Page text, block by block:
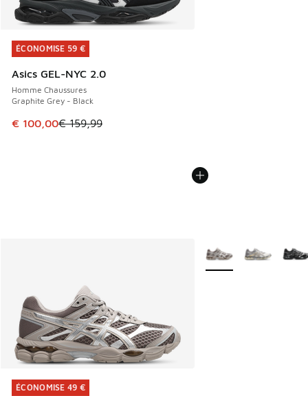
ÉCONOMISE 59 €
Asics GEL-NYC 2.0
Homme Chaussures
Graphite Grey - Black
Cet article est en promotion. Prix en baisse de € 159,99 à
€ 100,00€ 159,99
ÉCONOMISE 59 €
ÉCONOMISE 49 €
ÉCONOMISE 49 €
Plus de couleurs